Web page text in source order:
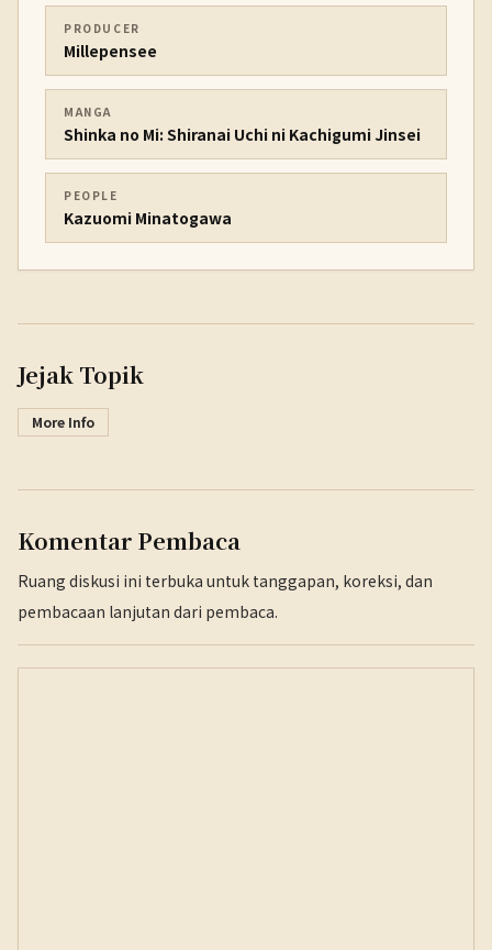
PRODUCER
Millepensee
MANGA
Shinka no Mi: Shiranai Uchi ni Kachigumi Jinsei
PEOPLE
Kazuomi Minatogawa
Jejak Topik
More Info
Komentar Pembaca
Ruang diskusi ini terbuka untuk tanggapan, koreksi, dan
pembacaan lanjutan dari pembaca.